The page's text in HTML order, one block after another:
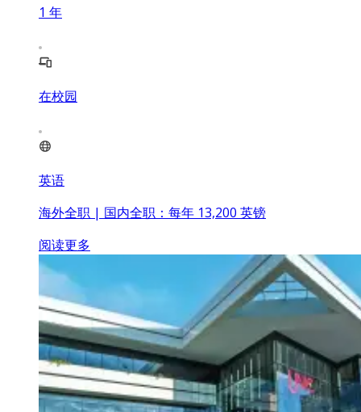
1 年
在校园
英语
海外全职 | 国内全职：每年 13,200 英镑
阅读更多